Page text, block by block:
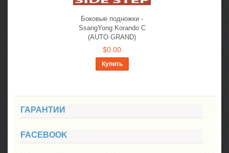
Боковые подножки -
SsangYong Korando C
(AUTO GRAND)
$0.00
Купить
ГАРАНТИИ
FACEBOOK